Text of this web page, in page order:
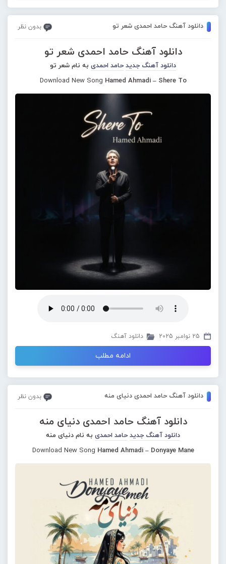
دانلود آهنگ حامد احمدی شعر تو بدون نظر
دانلود آهنگ حامد احمدی شعر تو
دانلود آهنگ جدید حامد احمدی به نام شعر تو
Download New Song Hamed Ahmadi – Shere To
25 نوامبر 2025 دانلود آهنگ
ادامه مطلب
دانلود آهنگ حامد احمدی دنیای منه بدون نظر
دانلود آهنگ حامد احمدی دنیای منه
دانلود آهنگ جدید حامد احمدی به نام دنیای منه
Download New Song Hamed Ahmadi – Donyaye Mane